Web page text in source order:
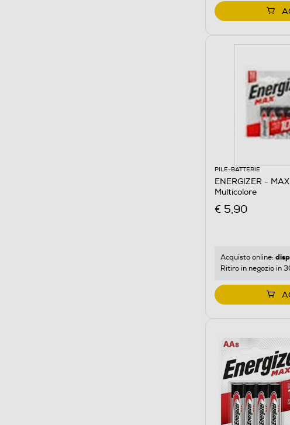
PILE-BATTERIE
ENERGIZER -
Multicolore
€ 5,90
Acquisto online:
Ritiro in negozio in